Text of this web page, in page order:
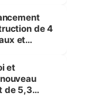
de 4
et
et
de 5,3